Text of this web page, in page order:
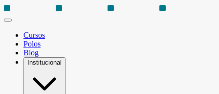
Cursos
Polos
Blog
Institucional